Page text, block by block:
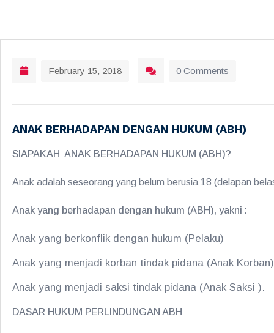
February 15, 2018 0 Comments
ANAK BERHADAPAN DENGAN HUKUM (ABH)
SIAPAKAH ANAK BERHADAPAN HUKUM (ABH)?
Anak adalah seseorang yang belum berusia 18 (delapan
Anak yang berhadapan dengan hukum (ABH), yakni :
Anak yang berkonflik dengan hukum (Pelaku)
Anak yang menjadi korban tindak pidana (Anak
Anak yang menjadi saksi tindak pidana (Anak Saksi ).
DASAR HUKUM PERLINDUNGAN ABH